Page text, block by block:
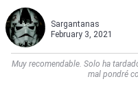
Sargantanas
February 3, 2021
Muy recomendable. Solo ha
mal pondré